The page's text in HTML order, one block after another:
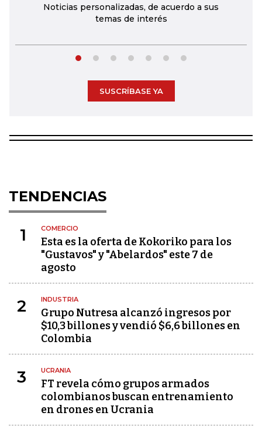
Noticias personalizadas, de acuerdo a sus
temas de interés
SUSCRÍBASE YA
TENDENCIAS
1 COMERCIO
Esta es la oferta de Kokoriko para los
"Gustavos" y "Abelardos" este 7 de
agosto
2 INDUSTRIA
Grupo Nutresa alcanzó ingresos por
$10,3 billones y vendió $6,6 billones en
Colombia
3 UCRANIA
FT revela cómo grupos armados
colombianos buscan entrenamiento
en drones en Ucrania